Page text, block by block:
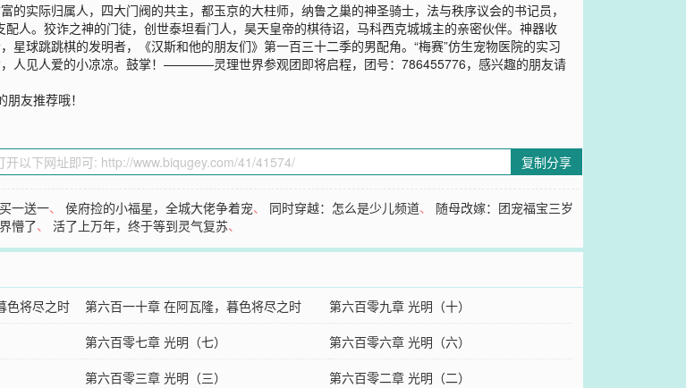
实际归属人，四大门阀的共主，都玉京的大柱师，纳鲁之巢的神圣骑士，法与秩序议会的书记员，
人。狡诈之神的门徒，创世泰坦看门人，昊天皇帝的棋待诏，马科西克城城主的亲密伙伴。神器收
球跳跳棋的发明者，《汉斯和他的朋友们》第一百三十二季的男配角。“梅赛”仿生宠物医院的实习
人见人爱的小凉凉。鼓掌！————灵理世界参观团即将启程，团号：786455776，感兴趣的朋友请
友推荐哦！
复制分享
一送一、侯府捡的小福星，全城大佬争着宠、 同时穿越：怎么是少儿频道、 随母改嫁：团宠福宝三岁
懵了、活了上万年，终于等到灵气复苏、
色将尽之时
第六百一十章 在阿瓦隆，暮色将尽之时
（一）
第六百零九章 光明（十）
第六百零七章 光明（七）
第六百零六章 光明（六）
第六百零三章 光明（三） 第六百零二章 光明（二）